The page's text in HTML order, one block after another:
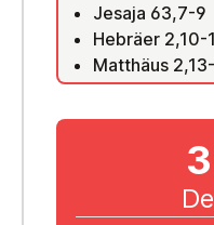
Jesaja 63,7-9
Hebräer 2,10-
Matthäus